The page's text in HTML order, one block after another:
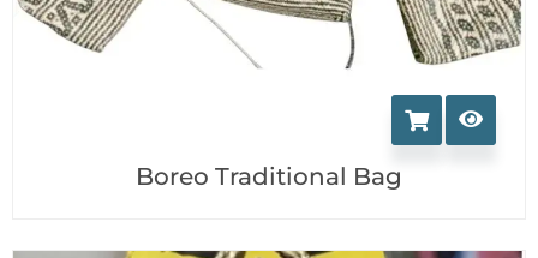
Boreo Traditional Bag